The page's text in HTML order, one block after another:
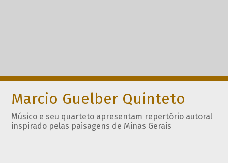
Marcio Guelber Quinteto
Músico e seu quarteto apresentam repertório autoral
inspirado pelas paisagens de Minas Gerais